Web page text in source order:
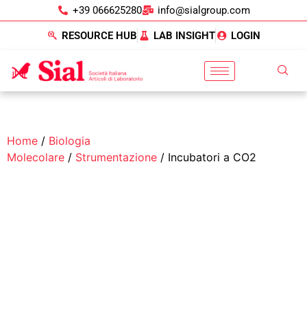
+39 066625280 info@sialgroup.com
RESOURCE HUB LAB INSIGHT LOGIN
Home / Biologia
Molecolare / Strumentazione / Incubatori a CO2